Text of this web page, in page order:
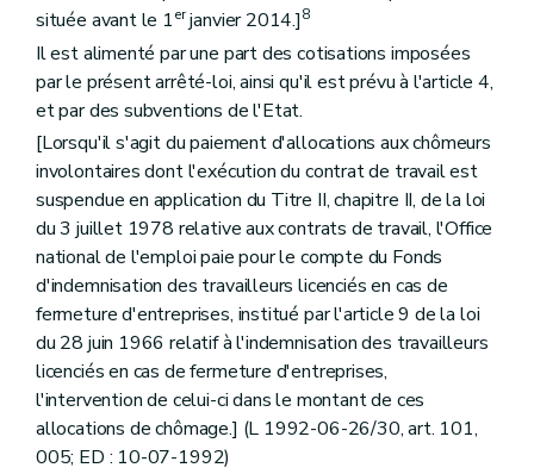
située avant le 1erjanvier 2014.]8
Il est alimenté par une part des cotisations imposées
par le présent arrêté-loi, ainsi qu'il est prévu à l'article 4,
et par des subventions de l'Etat.
[Lorsqu'il s'agit du paiement d'allocations aux chômeurs
involontaires dont l'exécution du contrat de travail est
suspendue en application du Titre II, chapitre II, de la loi
du 3 juillet 1978 relative aux contrats de travail, l'Office
national de l'emploi paie pour le compte du Fonds
d'indemnisation des travailleurs licenciés en cas de
fermeture d'entreprises, institué par l'article 9 de la loi
du 28 juin 1966 relatif à l'indemnisation des travailleurs
licenciés en cas de fermeture d'entreprises,
l'intervention de celui-ci dans le montant de ces
allocations de chômage.] (L 1992-06-26/30, art. 101,
005; ED : 10-07-1992)